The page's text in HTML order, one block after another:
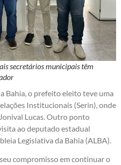
secretários municipais têm
Bahia, o prefeito eleito teve uma
Institucionais (Serin), onde
Lucas. Outro ponto
ao deputado estadual
Legislativa da Bahia (ALBA).
compromisso em continuar o